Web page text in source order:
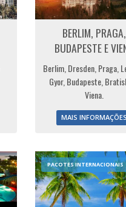
BERLIM, PRAGA,
BUDAPESTE E
Berlim, Dresden, Praga,
Gyor, Budapeste,
Viena.
MAIS INFORMAÇÕES
PACOTES INTERNACIONAIS